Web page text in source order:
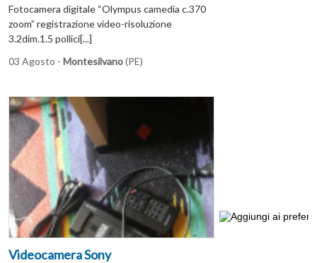
Fotocamera digitale “Olympus camedia c.370
zoom” registrazione video-risoluzione
3.2dim.1.5 pollici[...]
03 Agosto - Montesilvano(PE)
Videocamera Sony